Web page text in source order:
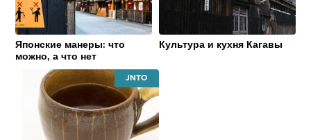
Японские манеры: что
можно, а что нет
Культура и кухня Кагавы
JAPAN
NATIONAL
TOURISM
ORGANIZATION